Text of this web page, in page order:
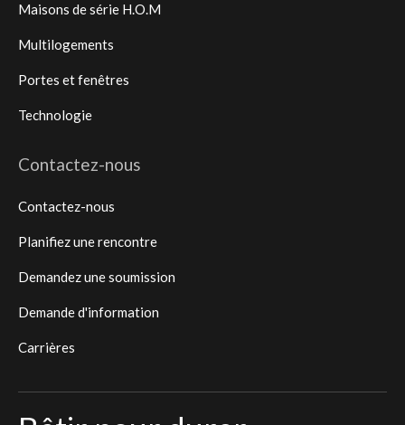
Maisons de série H.O.M
Multilogements
Portes et fenêtres
Technologie
Contactez-nous
Contactez-nous
Planifiez une rencontre
Demandez une soumission
Demande d'information
Carrières